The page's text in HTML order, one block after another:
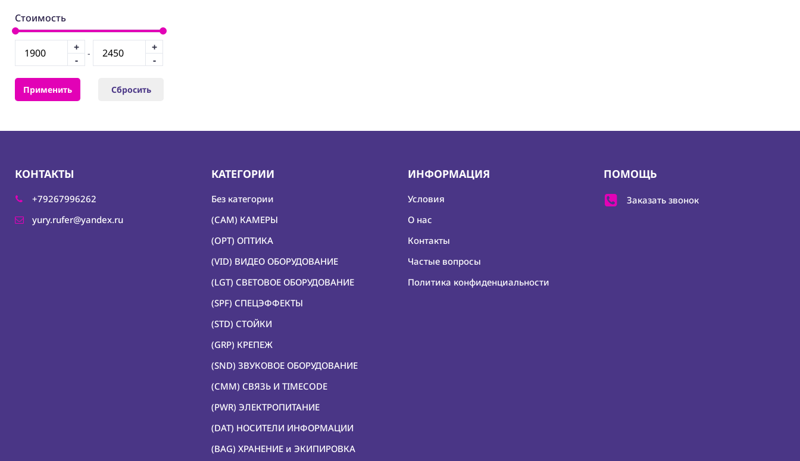
Стоимость
+
-
-
+
-
Применить Сбросить
КОНТАКТЫ
+79267996262
yury.rufer@yandex.ru
КАТЕГОРИИ
Без категории
(CAM) КАМЕРЫ
(OPT) ОПТИКА
(VID) ВИДЕО ОБОРУДОВАНИЕ
(LGT) СВЕТОВОЕ ОБОРУДОВАНИЕ
(SPF) СПЕЦЭФФЕКТЫ
(STD) СТОЙКИ
(GRP) КРЕПЕЖ
(SND) ЗВУКОВОЕ ОБОРУДОВАНИЕ
(CMM) СВЯЗЬ И TIMECODE
(PWR) ЭЛЕКТРОПИТАНИЕ
(DAT) НОСИТЕЛИ ИНФОРМАЦИИ
(BAG) ХРАНЕНИЕ и ЭКИПИРОВКА
ИНФОРМАЦИЯ
Условия
О нас
Контакты
Частые вопросы
Политика конфиденциальности
ПОМОЩЬ
Заказать звонок